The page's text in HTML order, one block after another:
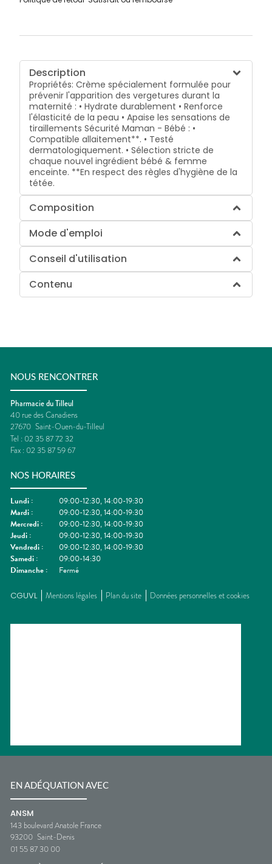
Description
Propriétés: Crème spécialement formulée pour
prévenir l'apparition des vergetures durant la
maternité : • Hydrate durablement • Renforce
l'élasticité de la peau • Apaise les sensations de
tiraillements Sécurité Maman - Bébé : •
Compatible allaitement**. • Testé
dermatologiquement. • Sélection stricte de
chaque nouvel ingrédient bébé & femme
enceinte. **En respect des règles d'hygiène de la
tétée.
Composition
Mode d'emploi
Conseil d'utilisation
Contenu
NOUS RENCONTRER
Pharmacie du Tilleul
40 rue des Canadiens
27670 Saint-Ouen-du-Tilleul
Tel : 02 35 87 72 32
Fax : 02 35 87 59 67
NOS HORAIRES
Lundi :
09:00-12:30, 14:00-19:30
Mardi :
09:00-12:30, 14:00-19:30
Mercredi :
09:00-12:30, 14:00-19:30
Jeudi :
09:00-12:30, 14:00-19:30
Vendredi :
09:00-12:30, 14:00-19:30
Samedi :
09:00-14:30
Dimanche : Fermé
CGUVL Mentions légales Plan du site Données personnelles et cookies
EN ADÉQUATION AVEC
ANSM
143 boulevard Anatole France
93200 Saint-Denis
01 55 87 30 00